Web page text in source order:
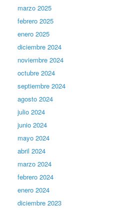
marzo 2025
febrero 2025
enero 2025
diciembre 2024
noviembre 2024
octubre 2024
septiembre 2024
agosto 2024
julio 2024
junio 2024
mayo 2024
abril 2024
marzo 2024
febrero 2024
enero 2024
diciembre 2023